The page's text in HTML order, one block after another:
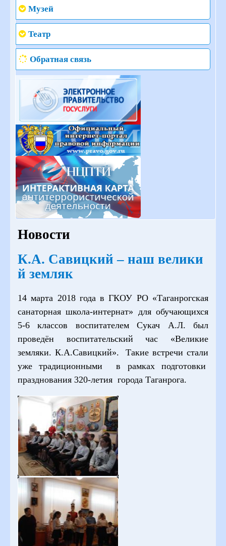
Музей
Театр
Обратная связь
Новости
К.А. Савицкий – наш велики
й земляк
14 марта 2018 года в ГКОУ РО «Таганрогская
санаторная школа-интернат» для обучающихся
5-6 классов воспитателем Сукач А.Л. был
проведён воспитательский час «Великие
земляки. К.А.Савицкий». Такие встречи стали
уже традиционными в рамках подготовки
празднования 320-летия города Таганрога.